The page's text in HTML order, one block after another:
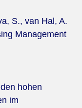
S., van Hal, A.
Management
hohen
im